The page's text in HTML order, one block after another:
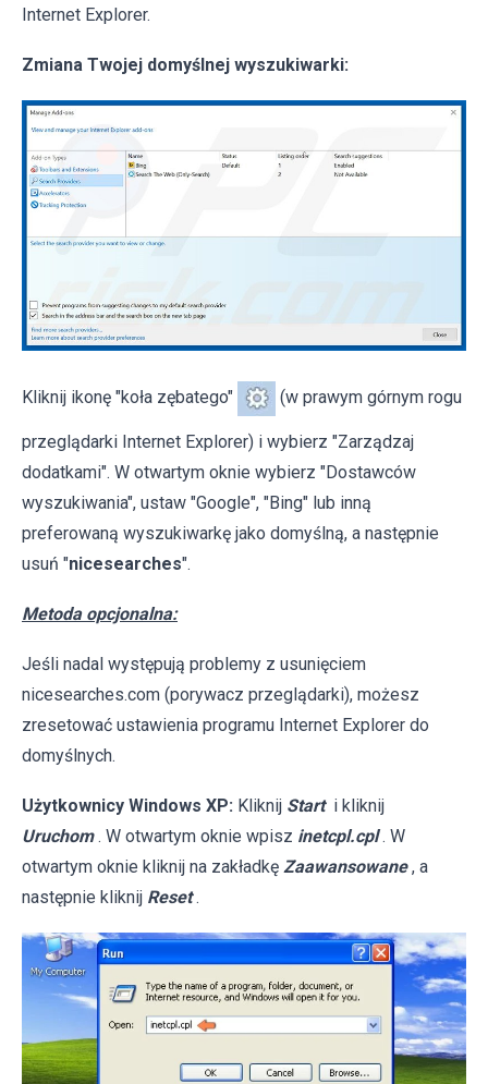
Internet Explorer.
Zmiana Twojej domyślnej wyszukiwarki:
Kliknij ikonę "koła zębatego" (w prawym górnym rogu
przeglądarki Internet Explorer) i wybierz "Zarządzaj
dodatkami". W otwartym oknie wybierz "Dostawców
wyszukiwania", ustaw "Google", "Bing" lub inną
preferowaną wyszukiwarkę jako domyślną, a następnie
usuń "nicesearches".
Metoda opcjonalna:
Jeśli nadal występują problemy z usunięciem
nicesearches.com (porywacz przeglądarki), możesz
zresetować ustawienia programu Internet Explorer do
domyślnych.
Użytkownicy Windows XP: Kliknij Start i kliknij
Uruchom . W otwartym oknie wpisz inetcpl.cpl . W
otwartym oknie kliknij na zakładkę Zaawansowane , a
następnie kliknij Reset .